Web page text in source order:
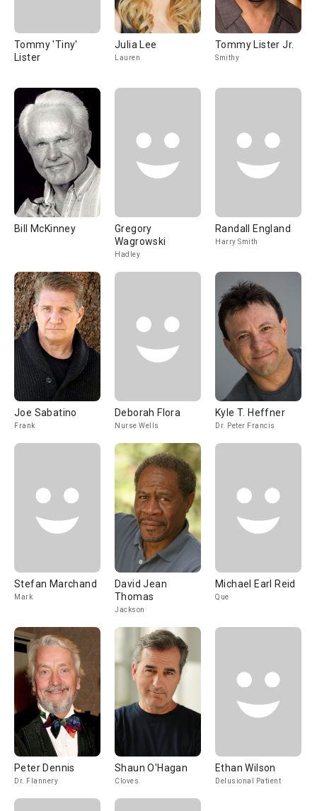
Tommy 'Tiny'
Lister
Julia Lee
Lauren
Tommy Lister Jr.
Smithy
Bill McKinney
Gregory
Wagrowski
Hadley
Randall England
Harry Smith
Joe Sabatino
Frank
Deborah Flora
Nurse Wells
Kyle T. Heffner
Dr. Peter Francis
Stefan Marchand
Mark
David Jean
Thomas
Jackson
Michael Earl Reid
Que
Peter Dennis
Dr. Flannery
Shaun O'Hagan
Cloves
Ethan Wilson
Delusional Patient